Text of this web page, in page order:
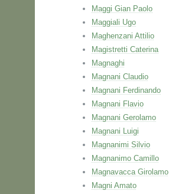
Maggi Gian Paolo
Maggiali Ugo
Maghenzani Attilio
Magistretti Caterina
Magnaghi
Magnani Claudio
Magnani Ferdinando
Magnani Flavio
Magnani Gerolamo
Magnani Luigi
Magnanimi Silvio
Magnanimo Camillo
Magnavacca Girolamo
Magni Amato